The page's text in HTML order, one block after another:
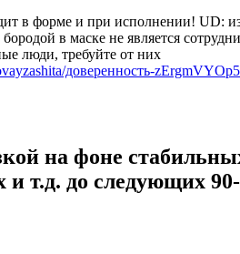
в форме и при исполнении! UD:
в маске не является
люди, требуйте от них
доверенность-
на фоне
и т.д. до следующих